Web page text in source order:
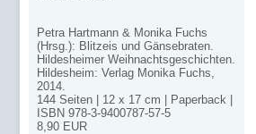
Petra Hartmann & Monika Fuchs
(Hrsg.): Blitzeis und Gänsebraten.
Hildesheimer Weihnachtsgeschichten.
Hildesheim: Verlag Monika Fuchs,
2014.
144 Seiten | 12 x 17 cm | Paperback |
ISBN 978-3-9400787-57-5
8,90 EUR